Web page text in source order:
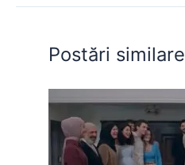
o
o
k
p
p
n
g
er
Postări similare